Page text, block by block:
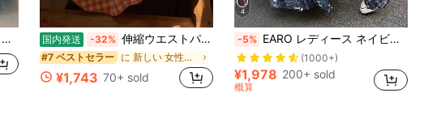
国内発送 -32% 伸縮ウエストパッチワークティアードスカート オレンジチェックドレープフローリー 和風スイートピクニックウェア
#7 ベストセラー に 新しい 女性のスカート
¥1,743 70+ sold
4
-5% EARO レディース ネイビーブルー小花柄 Aラインスカート、ハイウエスト カジュアル ルーズ バケーション エレガントデザイン パッチワーク プリーツ マキシスカート、春秋
(1000+)
¥1,978 200+ sold
概算